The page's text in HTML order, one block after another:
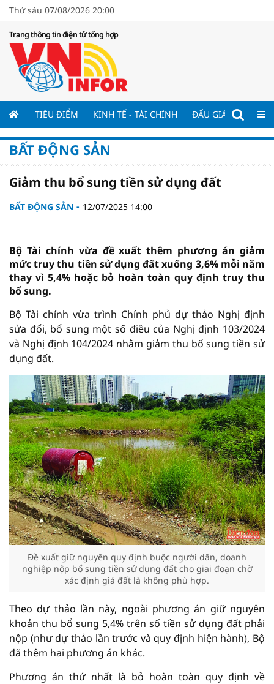
Thứ sáu 07/08/2026 20:00
Trang thông tin điện tử tổng hợp
TIÊU ĐIỂM KINH TẾ - TÀI CHÍNH ĐẤU GIÁ - ĐẤU
BẤT ĐỘNG SẢN
Giảm thu bổ sung tiền sử dụng đất
BẤT ĐỘNG SẢN 12/07/2025 14:00
Bộ Tài chính vừa đề xuất thêm phương án giảm
mức truy thu tiền sử dụng đất xuống 3,6% mỗi năm
thay vì 5,4% hoặc bỏ hoàn toàn quy định truy thu
bổ sung.
Bộ Tài chính vừa trình Chính phủ dự thảo Nghị định
sửa đổi, bổ sung một số điều của Nghị định 103/2024
và Nghị định 104/2024 nhằm giảm thu bổ sung tiền sử
dụng đất.
Đề xuất giữ nguyên quy định buộc người dân, doanh
nghiệp nộp bổ sung tiền sử dụng đất cho giai đoạn chờ
xác định giá đất là không phù hợp.
Theo dự thảo lần này, ngoài phương án giữ nguyên
khoản thu bổ sung 5,4% trên số tiền sử dụng đất phải
nộp (như dự thảo lần trước và quy định hiện hành), Bộ
đã thêm hai phương án khác.
Phương án thứ nhất là bỏ hoàn toàn quy định về